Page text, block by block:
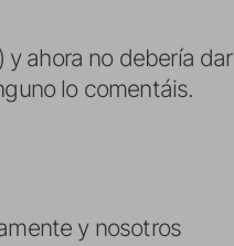
y ahora no debería dar
lo comentáis.
y nosotros